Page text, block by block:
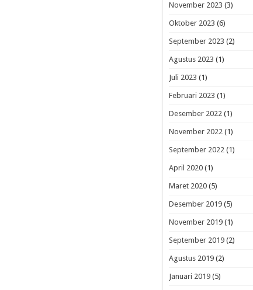
November 2023 (3)
Oktober 2023 (6)
September 2023 (2)
Agustus 2023 (1)
Juli 2023 (1)
Februari 2023 (1)
Desember 2022 (1)
November 2022 (1)
September 2022 (1)
April 2020 (1)
Maret 2020 (5)
Desember 2019 (5)
November 2019 (1)
September 2019 (2)
Agustus 2019 (2)
Januari 2019 (5)